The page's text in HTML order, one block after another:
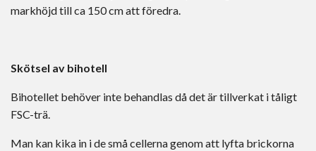
markhöjd till ca 150 cm att föredra.
Skötsel av bihotell
Bihotellet behöver inte behandlas då det är tillverkat i tåligt
FSC-trä.
Man kan kika in i de små cellerna genom att lyfta brickorna